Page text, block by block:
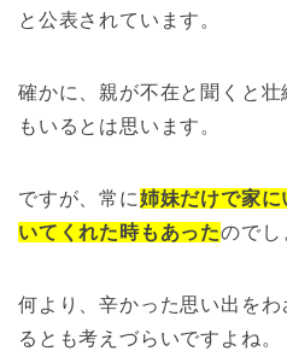
と公表されています。
確かに、親が不在と聞くと壮
もいるとは思います。
ですが、常に姉妹だけで家
いてくれた時もあったのでし
何より、辛かった思い出を
るとも考えづらいですよね。